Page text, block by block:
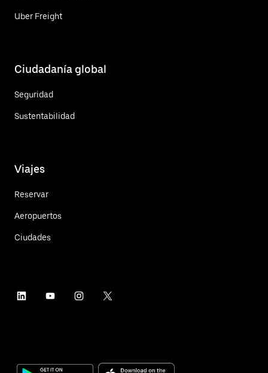
Uber Freight
Ciudadanía global
Seguridad
Sustentabilidad
Viajes
Reservar
Aeropuertos
Ciudades